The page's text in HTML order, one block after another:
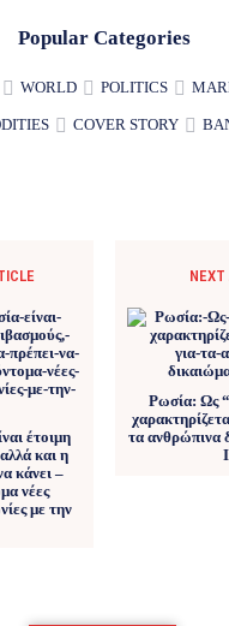
Popular Categories
WORLD POLITICS
COVER STORY
έτοιμη
και η
κάνει –
νέες
με την
NEXT
Ρωσία: Ως
τα ανθρώπινα